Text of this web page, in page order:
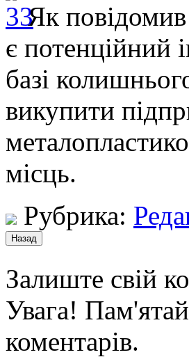
Як повідомив
є потенційний
базі
викупити
місць.
Рубрика:
Залиште свій
Увага!
коментарів.